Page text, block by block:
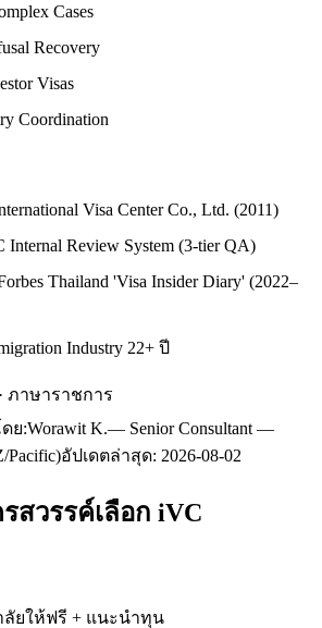
Cases
Recovery
Visas
Coordination
Visa Center Co., Ltd. (2011)
Review System (3-tier QA)
Thailand 'Visa Insider Diary' (2022–
Industry 22+ ปี
ภาษาราชการ
ย:Worawit K.— Senior Consultant —
Pacific)อัปเดตล่าสุด: 2026-08-02
สวรรค์เลือก iVC
ลัยให้ฟรี + แนะนำทุน